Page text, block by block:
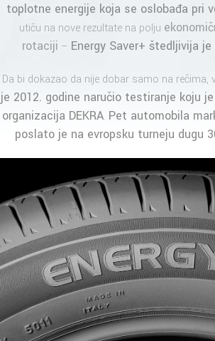
toplotne energije koja se oslobađa pri
utiču na nove rezultate na polju
rotaciji – Energy Saver+ štedljivija je
Da bi dokazao da nije dobar samo na rečima,
je 2012. godine naručio testiranje koju
organizacija DEKRA. Pet automobila
poslato je na evropsku turneju dugu